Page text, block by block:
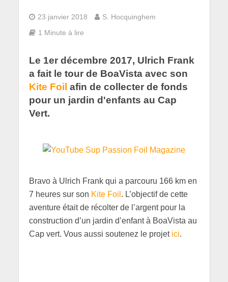
23 janvier 2018
S. Hocquinghem
1 Minute à lire
Le 1er décembre 2017, Ulrich Frank
a fait le tour de BoaVista avec son
Kite Foil afin de collecter de fonds
pour un jardin d'enfants au Cap
Vert.
Bravo à Ulrich Frank qui a parcouru 166 km en
7 heures sur son Kite Foil . L’objectif de cette
aventure était de récolter de l’argent pour la
construction d’un jardin d’enfant à BoaVista au
Cap vert. Vous aussi soutenez le projetici.